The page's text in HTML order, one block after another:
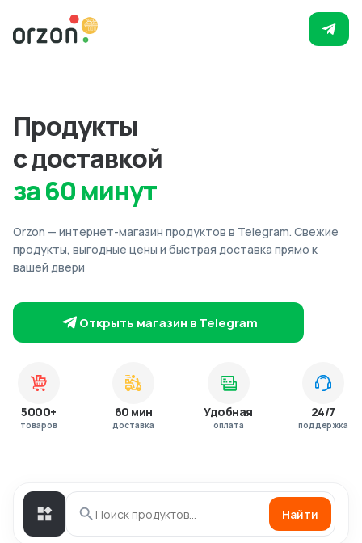
Продукты
с доставкой
за 60 минут
Orzon — интернет-магазин продуктов в Telegram. Свежие
продукты, выгодные цены и быстрая доставка прямо к
вашей двери
Открыть магазин в Telegram
5000+
товаров
60 мин
доставка
Удобная
оплата
24/7
поддержка
Найти